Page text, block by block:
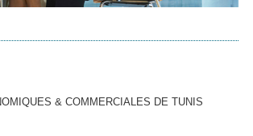
& COMMERCIALES DE TUNIS